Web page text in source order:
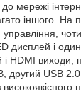
мережі
іншого. На
управління,
дисплей і
і HDMI виходи,
другий USB